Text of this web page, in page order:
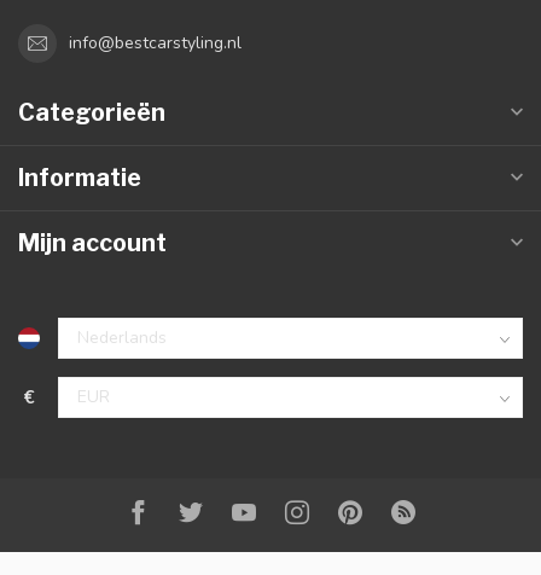
info@bestcarstyling.nl
Categorieën
Informatie
Mijn account
€